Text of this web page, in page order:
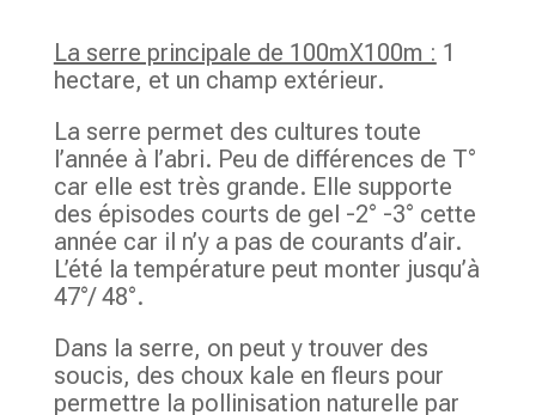
La serre principale de 100mX100m : 1
hectare, et un champ extérieur.
La serre permet des cultures toute
l’année à l’abri. Peu de différences de T°
car elle est très grande. Elle supporte
des épisodes courts de gel -2° -3° cette
année car il n’y a pas de courants d’air.
L’été la température peut monter jusqu’à
47°/ 48°.
Dans la serre, on peut y trouver des
soucis, des choux kale en fleurs pour
permettre la pollinisation naturelle par